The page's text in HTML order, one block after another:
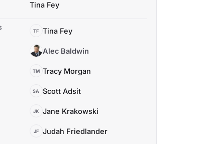
Tina Fey
TF Tina Fey
AB Alec Baldwin
TM Tracy Morgan
SA Scott Adsit
JK Jane Krakowski
JF Judah Friedlander